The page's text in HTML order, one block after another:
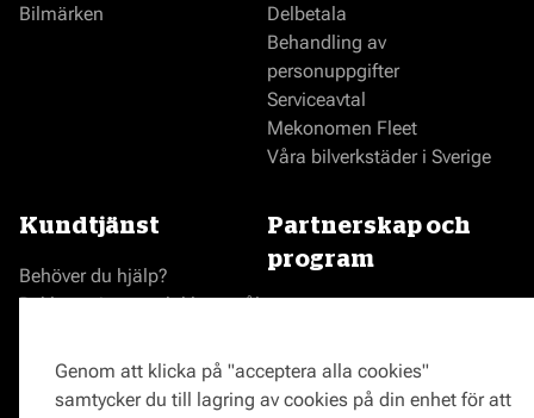
Bilmärken
Delbetala
Behandling av
personuppgifter
Serviceavtal
Mekonomen Fleet
Våra bilverkstäder i Sverige
Kundtjänst
Behöver du hjälp?
Reklamationer och klagomål
Frågor om verkstäder?
Partnerskap och
program
Prisgaranti
Vägassistans
Genom att klicka på "acceptera alla cookies"
samtycker du till lagring av cookies på din enhet för att